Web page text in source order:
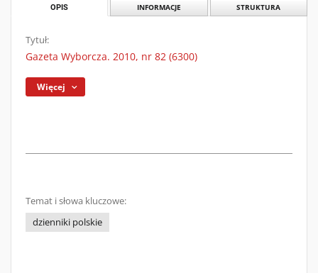
OPIS INFORMACJE STRUKTURA
Tytuł:
Gazeta Wyborcza. 2010, nr 82 (6300)
Więcej
Temat i słowa kluczowe:
dzienniki polskie